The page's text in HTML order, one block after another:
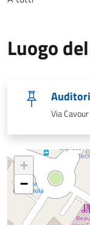
Luogo
Via
+
−